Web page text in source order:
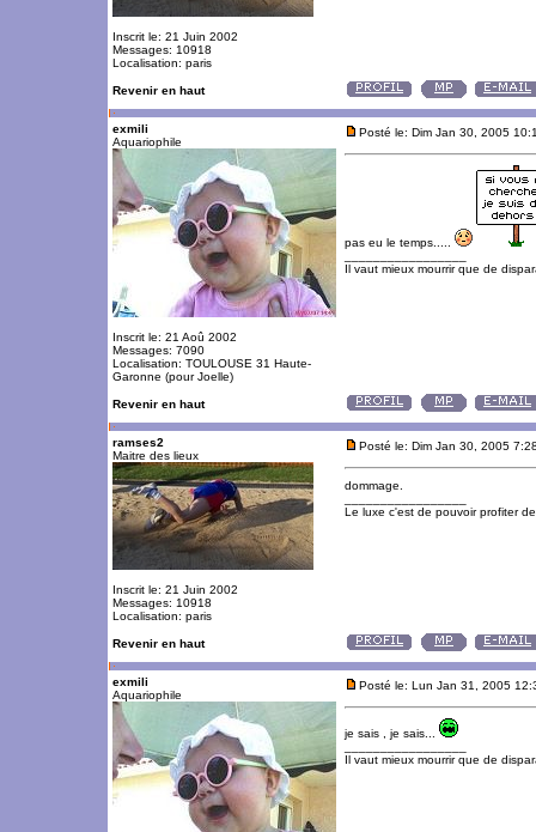
Inscrit le: 21 Juin 2002
Messages: 10918
Localisation: paris
Revenir en haut
exmili
Aquariophile
Inscrit le: 21 Aoû 2002
Messages: 7090
Localisation: TOULOUSE 31 Haute-
Garonne (pour Joelle)
Posté le: Dim Jan 30, 2005
pas eu le temps.....
Il vaut mieux mourrir que de
Revenir en haut
ramses2
Maitre des lieux
Inscrit le: 21 Juin 2002
Messages: 10918
Localisation: paris
Posté le: Dim Jan 30, 2005
dommage.
Le luxe c'est de pouvoir profiter
Revenir en haut
exmili
Aquariophile
Posté le: Lun Jan 31, 2005
je sais , je sais...
Il vaut mieux mourrir que de